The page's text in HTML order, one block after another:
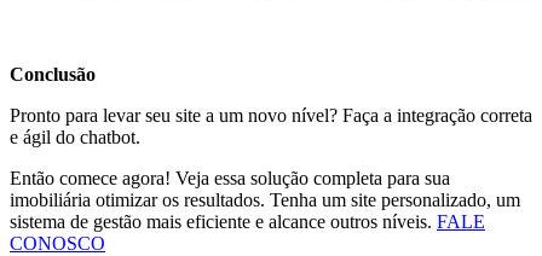
Conclusão
Pronto para levar seu site a um novo nível? Faça a integração correta
e ágil do chatbot.
Então comece agora! Veja essa solução completa para sua
imobiliária otimizar os resultados. Tenha um site personalizado, um
sistema de gestão mais eficiente e alcance outros níveis. FALE
CONOSCO